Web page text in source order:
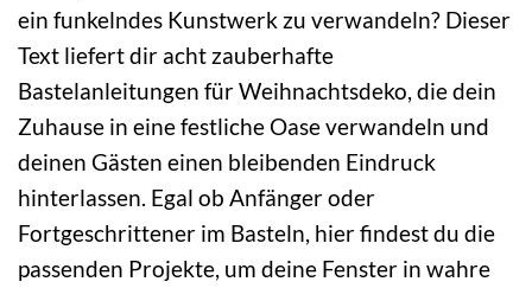
ein funkelndes Kunstwerk zu verwandeln? Dieser
Text liefert dir acht zauberhafte
Bastelanleitungen für Weihnachtsdeko, die dein
Zuhause in eine festliche Oase verwandeln und
deinen Gästen einen bleibenden Eindruck
hinterlassen. Egal ob Anfänger oder
Fortgeschrittener im Basteln, hier findest du die
passenden Projekte, um deine Fenster in wahre